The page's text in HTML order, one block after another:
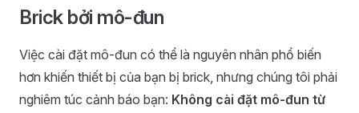
Brick bởi mô-đun
Việc cài đặt mô-đun có thể là nguyên nhân phổ biến
hơn khiến thiết bị của bạn bị brick, nhưng chúng tôi phải
nghiêm túc cảnh báo bạn: Không cài đặt mô-đun từ